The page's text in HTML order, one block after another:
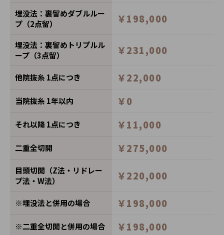
埋没法：裏留めダブルルー
プ（2点留）
￥198,000
埋没法：裏留めトリプルル
ープ（3点留）
￥231,000
他院抜糸 1点につき ￥22,000
当院抜糸 1年以内 ￥0
それ以降 1点につき ￥11,000
二重全切開 ￥275,000
目頭切開（Z法・リドレー
プ法・W法）
￥220,000
※埋没法と併用の場合 ￥198,000
※二重全切開と併用の場合 ￥198,000